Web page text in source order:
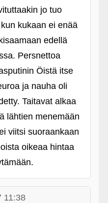
jo tuo
kukaan ei enää
edellä
Persnettoa
Öistä itse
ja nauha oli
Taitavat alkaa
lähtien menemään
viitsi suoraankaan
oikeaa hintaa
11:38